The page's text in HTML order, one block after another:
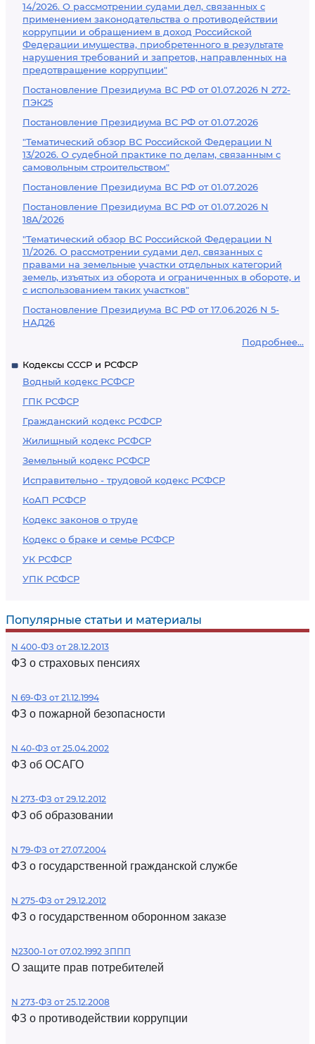
14/2026. О рассмотрении судами дел, связанных с
применением законодательства о противодействии
коррупции и обращением в доход Российской
Федерации имущества, приобретенного в результате
нарушения требований и запретов, направленных на
предотвращение коррупции"
Постановление Президиума ВС РФ от 01.07.2026 N 272-
ПЭК25
Постановление Президиума ВС РФ от 01.07.2026
"Тематический обзор ВС Российской Федерации N
13/2026. О судебной практике по делам, связанным с
самовольным строительством"
Постановление Президиума ВС РФ от 01.07.2026
Постановление Президиума ВС РФ от 01.07.2026 N
18А/2026
"Тематический обзор ВС Российской Федерации N
11/2026. О рассмотрении судами дел, связанных с
правами на земельные участки отдельных категорий
земель, изъятых из оборота и ограниченных в обороте, и
с использованием таких участков"
Постановление Президиума ВС РФ от 17.06.2026 N 5-
НАД26
Подробнее...
Кодексы СССР и РСФСР
Водный кодекс РСФСР
ГПК РСФСР
Гражданский кодекс РСФСР
Жилищный кодекс РСФСР
Земельный кодекс РСФСР
Исправительно - трудовой кодекс РСФСР
КоАП РСФСР
Кодекс законов о труде
Кодекс о браке и семье РСФСР
УК РСФСР
УПК РСФСР
Популярные статьи и материалы
N 400-ФЗ от 28.12.2013
ФЗ о страховых пенсиях
N 69-ФЗ от 21.12.1994
ФЗ о пожарной безопасности
N 40-ФЗ от 25.04.2002
ФЗ об ОСАГО
N 273-ФЗ от 29.12.2012
ФЗ об образовании
N 79-ФЗ от 27.07.2004
ФЗ о государственной гражданской службе
N 275-ФЗ от 29.12.2012
ФЗ о государственном оборонном заказе
N2300-1 от 07.02.1992 ЗППП
О защите прав потребителей
N 273-ФЗ от 25.12.2008
ФЗ о противодействии коррупции